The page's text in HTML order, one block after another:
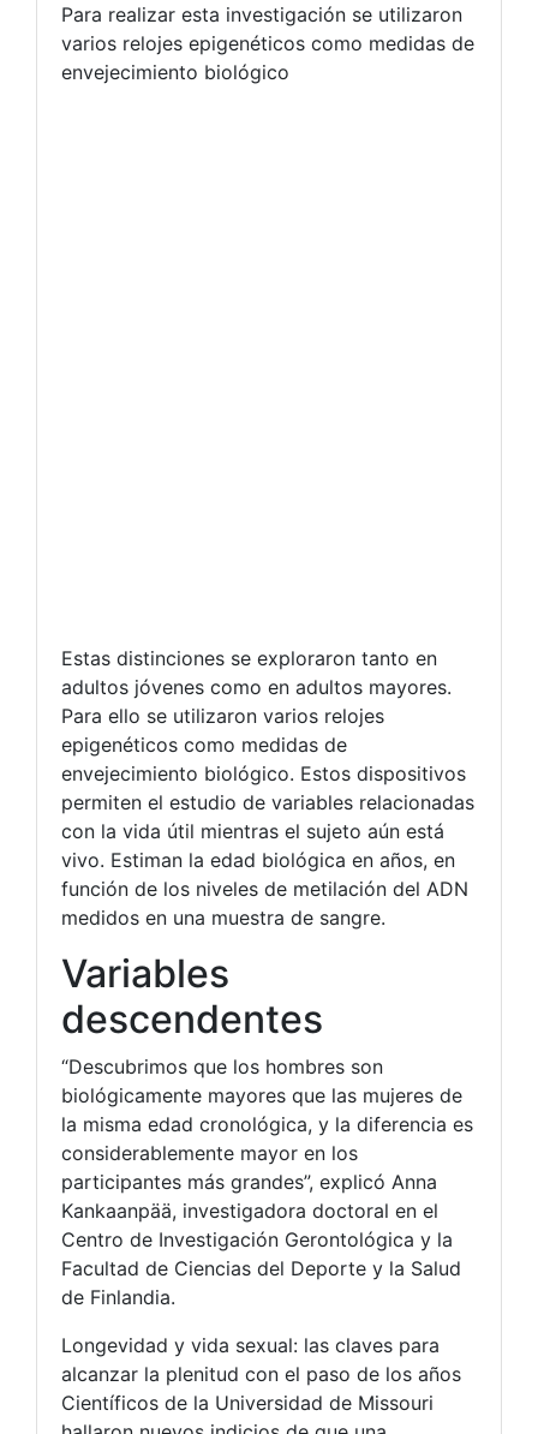
Para realizar esta investigación se utilizaron
varios relojes epigenéticos como medidas de
envejecimiento biológico
Estas distinciones se exploraron tanto en
adultos jóvenes como en adultos mayores.
Para ello se utilizaron varios relojes
epigenéticos como medidas de
envejecimiento biológico. Estos dispositivos
permiten el estudio de variables relacionadas
con la vida útil mientras el sujeto aún está
vivo. Estiman la edad biológica en años, en
función de los niveles de metilación del ADN
medidos en una muestra de sangre.
Variables
descendentes
“Descubrimos que los hombres son
biológicamente mayores que las mujeres de
la misma edad cronológica, y la diferencia es
considerablemente mayor en los
participantes más grandes”, explicó Anna
Kankaanpää, investigadora doctoral en el
Centro de Investigación Gerontológica y la
Facultad de Ciencias del Deporte y la Salud
de Finlandia.
Longevidad y vida sexual: las claves para
alcanzar la plenitud con el paso de los años
Científicos de la Universidad de Missouri